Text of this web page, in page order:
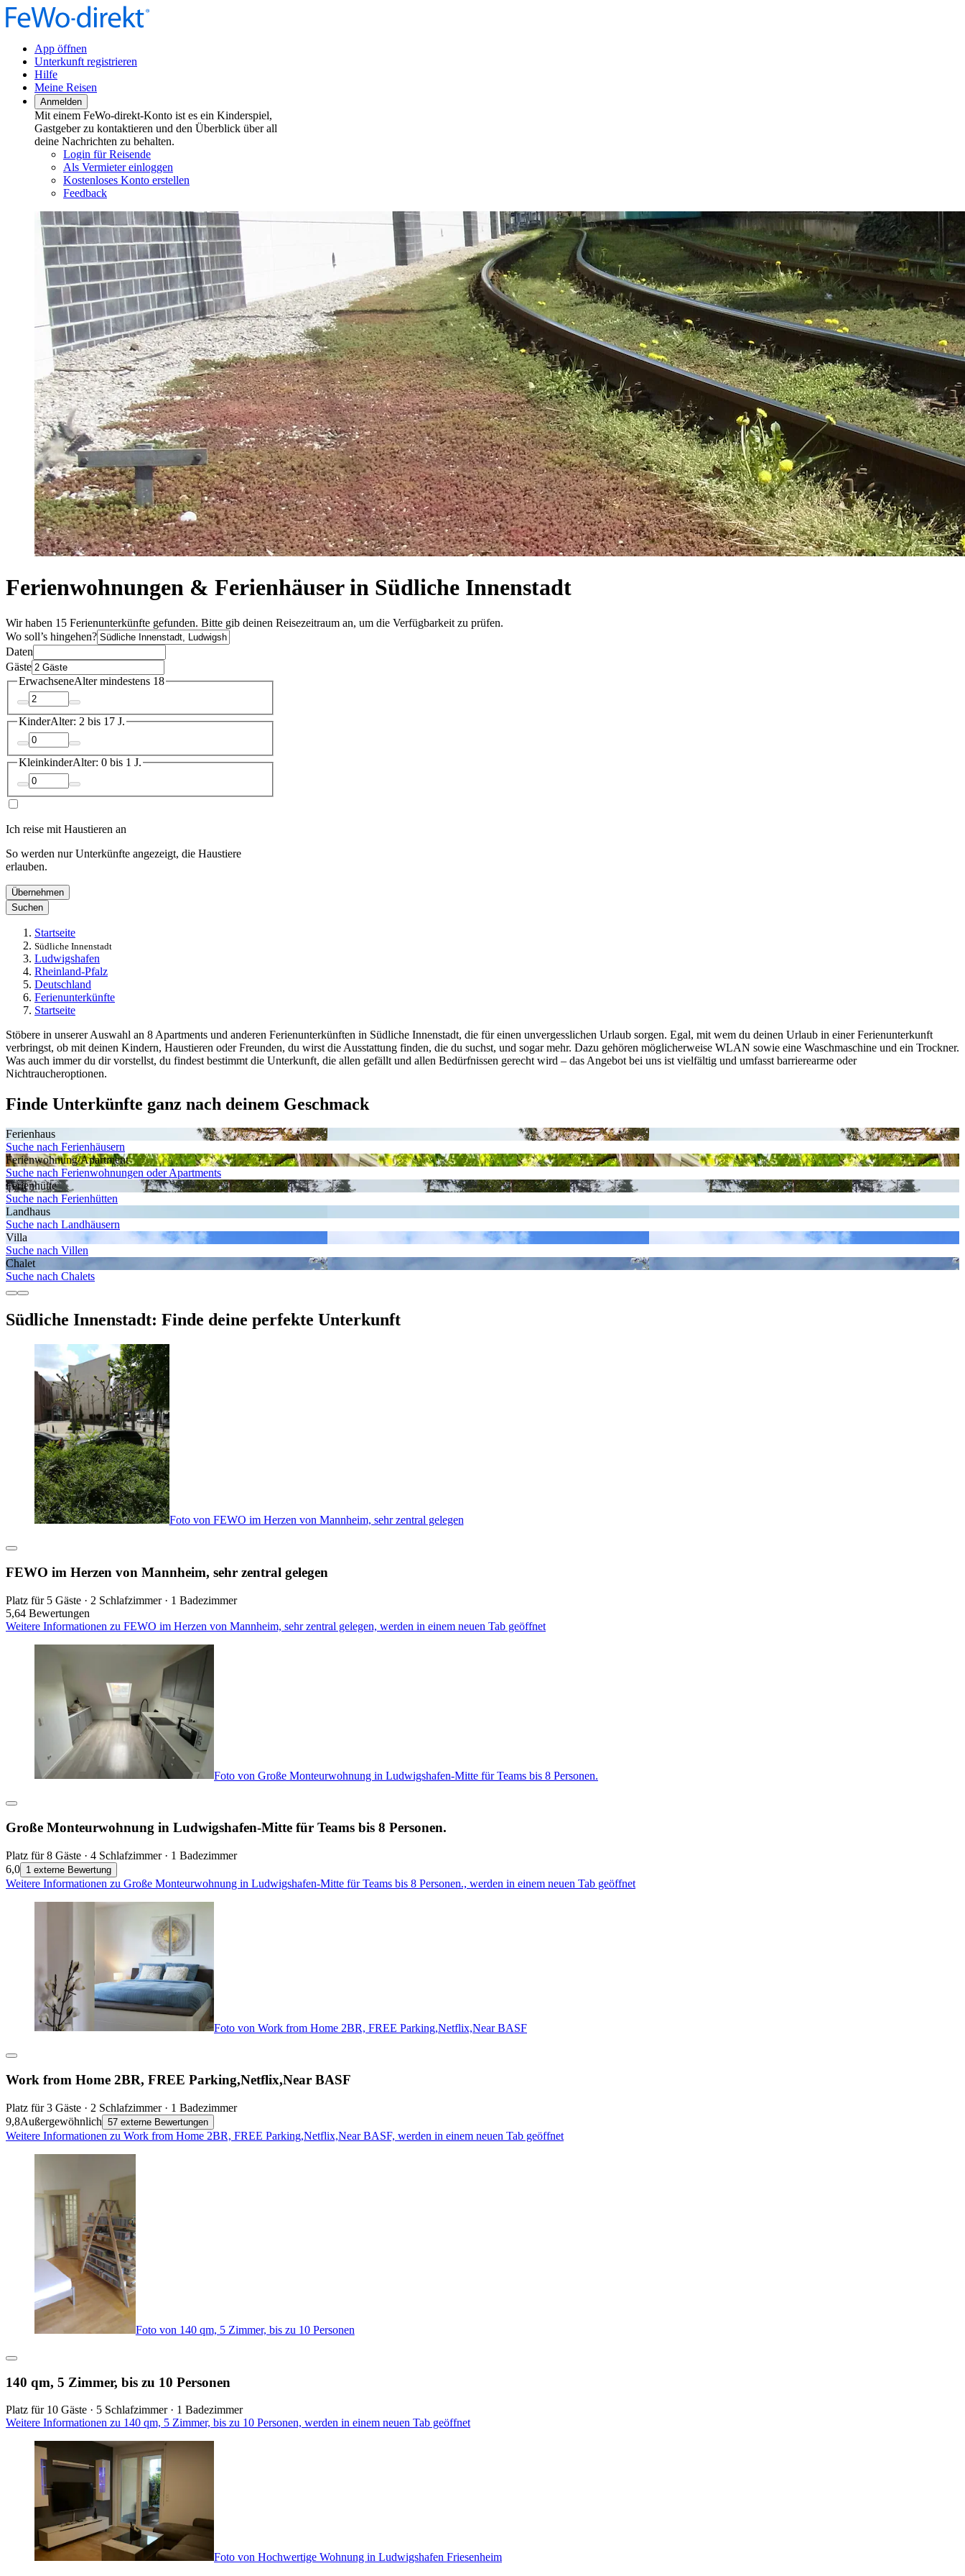
App öffnen
Unterkunft registrieren
Hilfe
Meine Reisen
Anmelden
Mit einem FeWo-direkt-Konto ist es ein Kinderspiel,
Gastgeber zu kontaktieren und den Überblick über all
deine Nachrichten zu behalten.
Login für Reisende
Als Vermieter einloggen
Kostenloses Konto erstellen
Feedback
Ferienwohnungen & Ferienhäuser in Südliche Innenstadt
Wir haben 15 Ferienunterkünfte gefunden. Bitte gib deinen Reisezeitraum an, um die Verfügbarkeit zu prüfen.
Wo soll’s hingehen?
Daten
Gäste
ErwachseneAlter mindestens 18
KinderAlter: 2 bis 17 J.
KleinkinderAlter: 0 bis 1 J.
Ich reise mit Haustieren an
So werden nur Unterkünfte angezeigt, die Haustiere
erlauben.
Übernehmen
Suchen
Startseite
Südliche Innenstadt
Ludwigshafen
Rheinland-Pfalz
Deutschland
Ferienunterkünfte
Startseite
Stöbere in unserer Auswahl an 8 Apartments und anderen Ferienunterkünften in Südliche Innenstadt, die für einen unvergesslichen Urlaub sorgen. Egal, mit wem du deinen Urlaub in einer Ferienunterkunft
verbringst, ob mit deinen Kindern, Haustieren oder Freunden, du wirst die Ausstattung finden, die du suchst, und sogar mehr. Dazu gehören möglicherweise WLAN sowie eine Waschmaschine und ein Trockner.
Was auch immer du dir vorstellst, du findest bestimmt die Unterkunft, die allen gefällt und allen Bedürfnissen gerecht wird – das Angebot bei uns ist vielfältig und umfasst barrierearme oder
Nichtraucheroptionen.
Finde Unterkünfte ganz nach deinem Geschmack
Ferienhaus
Suche nach Ferienhäusern
Ferienwohnung/Apartment
Suche nach Ferienwohnungen oder Apartments
Ferienhütte
Suche nach Ferienhütten
Landhaus
Suche nach Landhäusern
Villa
Suche nach Villen
Chalet
Suche nach Chalets
Südliche Innenstadt: Finde deine perfekte Unterkunft
Foto von FEWO im Herzen von Mannheim, sehr zentral gelegen
FEWO im Herzen von Mannheim, sehr zentral gelegen
Platz für 5 Gäste · 2 Schlafzimmer · 1 Badezimmer
5,64 Bewertungen
Weitere Informationen zu FEWO im Herzen von Mannheim, sehr zentral gelegen, werden in einem neuen Tab geöffnet
Foto von Große Monteurwohnung in Ludwigshafen-Mitte für Teams bis 8 Personen.
Große Monteurwohnung in Ludwigshafen-Mitte für Teams bis 8 Personen.
Platz für 8 Gäste · 4 Schlafzimmer · 1 Badezimmer
6,0 1 externe Bewertung
Weitere Informationen zu Große Monteurwohnung in Ludwigshafen-Mitte für Teams bis 8 Personen., werden in einem neuen Tab geöffnet
Foto von Work from Home 2BR, FREE Parking,Netflix,Near BASF
Work from Home 2BR, FREE Parking,Netflix,Near BASF
Platz für 3 Gäste · 2 Schlafzimmer · 1 Badezimmer
9,8Außergewöhnlich 57 externe Bewertungen
Weitere Informationen zu Work from Home 2BR, FREE Parking,Netflix,Near BASF, werden in einem neuen Tab geöffnet
Foto von 140 qm, 5 Zimmer, bis zu 10 Personen
140 qm, 5 Zimmer, bis zu 10 Personen
Platz für 10 Gäste · 5 Schlafzimmer · 1 Badezimmer
Weitere Informationen zu 140 qm, 5 Zimmer, bis zu 10 Personen, werden in einem neuen Tab geöffnet
Foto von Hochwertige Wohnung in Ludwigshafen Friesenheim